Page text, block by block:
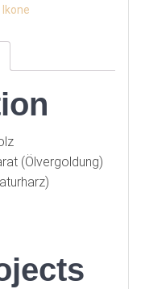
Ikone
(Ölvergoldung)